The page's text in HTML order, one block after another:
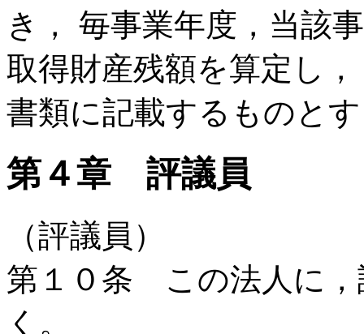
き， 毎事業年度，当該
取得財産残額を算定し
書類に記載するものと
第４章 評議員
（評議員）
第１０条 この法人に，
く。